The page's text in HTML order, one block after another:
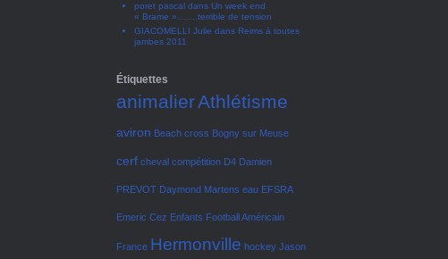
poret pascaldans Un week end
« Brame »…….terrible de tension
GIACOMELLI Julie dans Reims à toutes
jambes 2011
Étiquettes
animalierAthlétisme
aviron Beach cross Bogny sur Meuse
cerf cheval compétition D4 Damien
PREVOT Daymond Martens eau EFSRA
Emeric Cez Enfants Football Américain
France Hermonville hockey Jason